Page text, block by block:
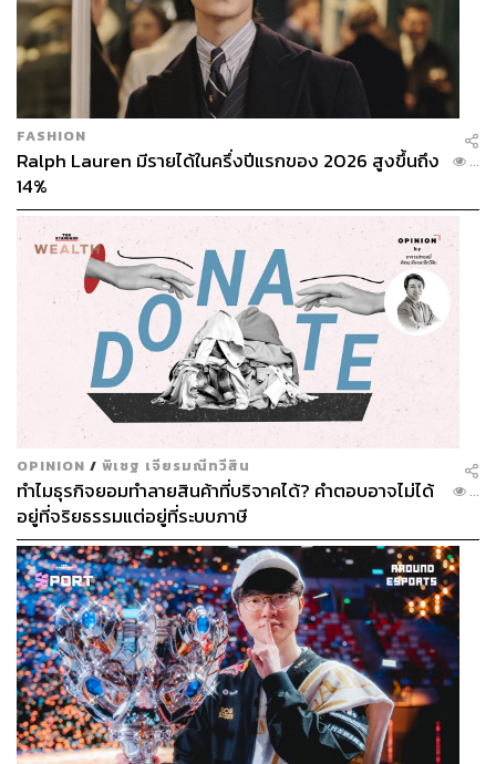
ตัวเลขตัวหนังสือที่สู้กันระหว่างนักการเมือง
1)จุดยืนอยู่ที่ประชาชน
2)ความสามารถแก้ปัญหาเศรษฐกิจ
3)อุดมการณ์นี้ถ่ายทอดมาเป็นประชาธิปไตยที่กินได้ แปล
ความว่า เราให้อำนาจประชาชนให้ศักดิ์ศรีประชาชน รูป
ธรรม 2 สิ่งนี้ ที่ทุกวันนี้ยังมีการพูดถึงคือ 30 บาทรักษาทุกโรค
กับกองทุนหมู่บ้าน นอกจากนั้นยังมี OTOP และอีกหลาย
โครงการ ล้วนแล้วแต่เป็นโครงการที่เชื่อมั่นในอำนาจของ
ประชาชน
แม้ว่าหลังเลือกตั้ง 2566 พรรคเพื่อไทยจะเป็นรัฐบาล
ผสมกับพรรคร่วมเดิมของรัฐบาลพล.อ.ประยุทธ์ แต่
ฝ่ายนั้นยังต้องมองพรรคเพื่อไทยเป็นศัตรูอยู่หรือ
FASHION
Ralph Lauren มีรายได้ในครึ่งปีแรกของ 2026 สูงขึ้นถึง
14%
...
OPINION / พิเชฐ เจียรมณีทวีสิน
ทำไมธุรกิจยอมทำลายสินค้าที่บริจาคได้? คำตอบอาจไม่ได้
อยู่ที่จริยธรรมแต่อยู่ที่ระบบภาษี
...